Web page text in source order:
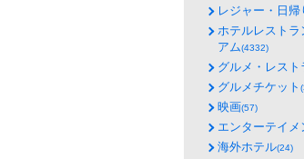
レジャー・日帰
ホテルレストラ
アム(4332)
グルメ・レスト
グルメチケット
映画(57)
エンターテイメ
海外ホテル(24)